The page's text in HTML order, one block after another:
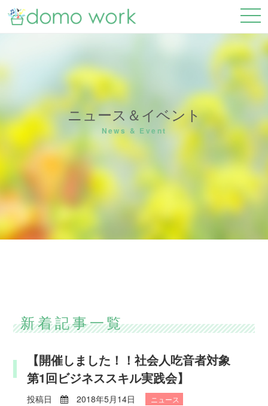
ニュース＆イベント
News & Event
新着記事一覧
【開催しました！！社会人吃音者対象
第1回ビジネススキル実践会】
投稿日 2018年5月14日 ニュース